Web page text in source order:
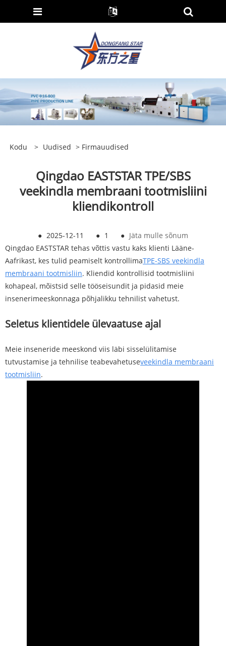
Kodu > Uudised > Firmauudised
Qingdao EASTSTAR TPE/SBS
veekindla membraani tootmisliini
kliendikontroll
● 2025-12-11 ● 1 ● Jäta mulle sõnum
Qingdao EASTSTAR tehas võttis vastu kaks klienti Lääne-
Aafrikast, kes tulid peamiselt kontrollimaTPE-SBS veekindla
membraani tootmisliin. Kliendid kontrollisid tootmisliini
kohapeal, mõistsid selle tööseisundit ja pidasid meie
insenerimeeskonnaga põhjalikku tehnilist vahetust.
Seletus klientidele ülevaatuse ajal
Meie inseneride meeskond viis läbi sisselülitamise
tutvustamise ja tehnilise teabevahetuseveekindla membraani
tootmisliin.